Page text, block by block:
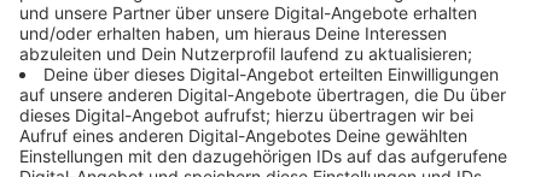
Juli 2022 stattfinden. Bereits gekaufte Tickets
werden ab Montag (14. Juni 2021) dort
zurückerstattet, wo das Ticket ursprünglich gekauft
wurde. Die Veranstalter folgen mit dieser
Entscheidung der Anordnung der Landesregierung.
Gemäß der Corona-Schutzverordnung sind